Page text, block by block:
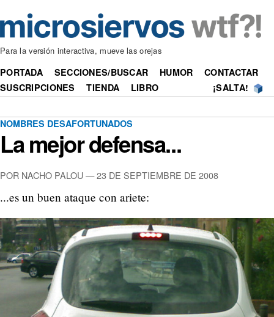
Para la versión interactiva, mueve las orejas
PORTADA SECCIONES/BUSCAR HUMOR
CONTACTAR
SUSCRIPCIONES
TIENDA LIBRO ¡SALTA!
NOMBRES DESAFORTUNADOS
La mejor defensa...
POR NACHO PALOU —23 DE SEPTIEMBRE DE 2008
...es un buen ataque con ariete: